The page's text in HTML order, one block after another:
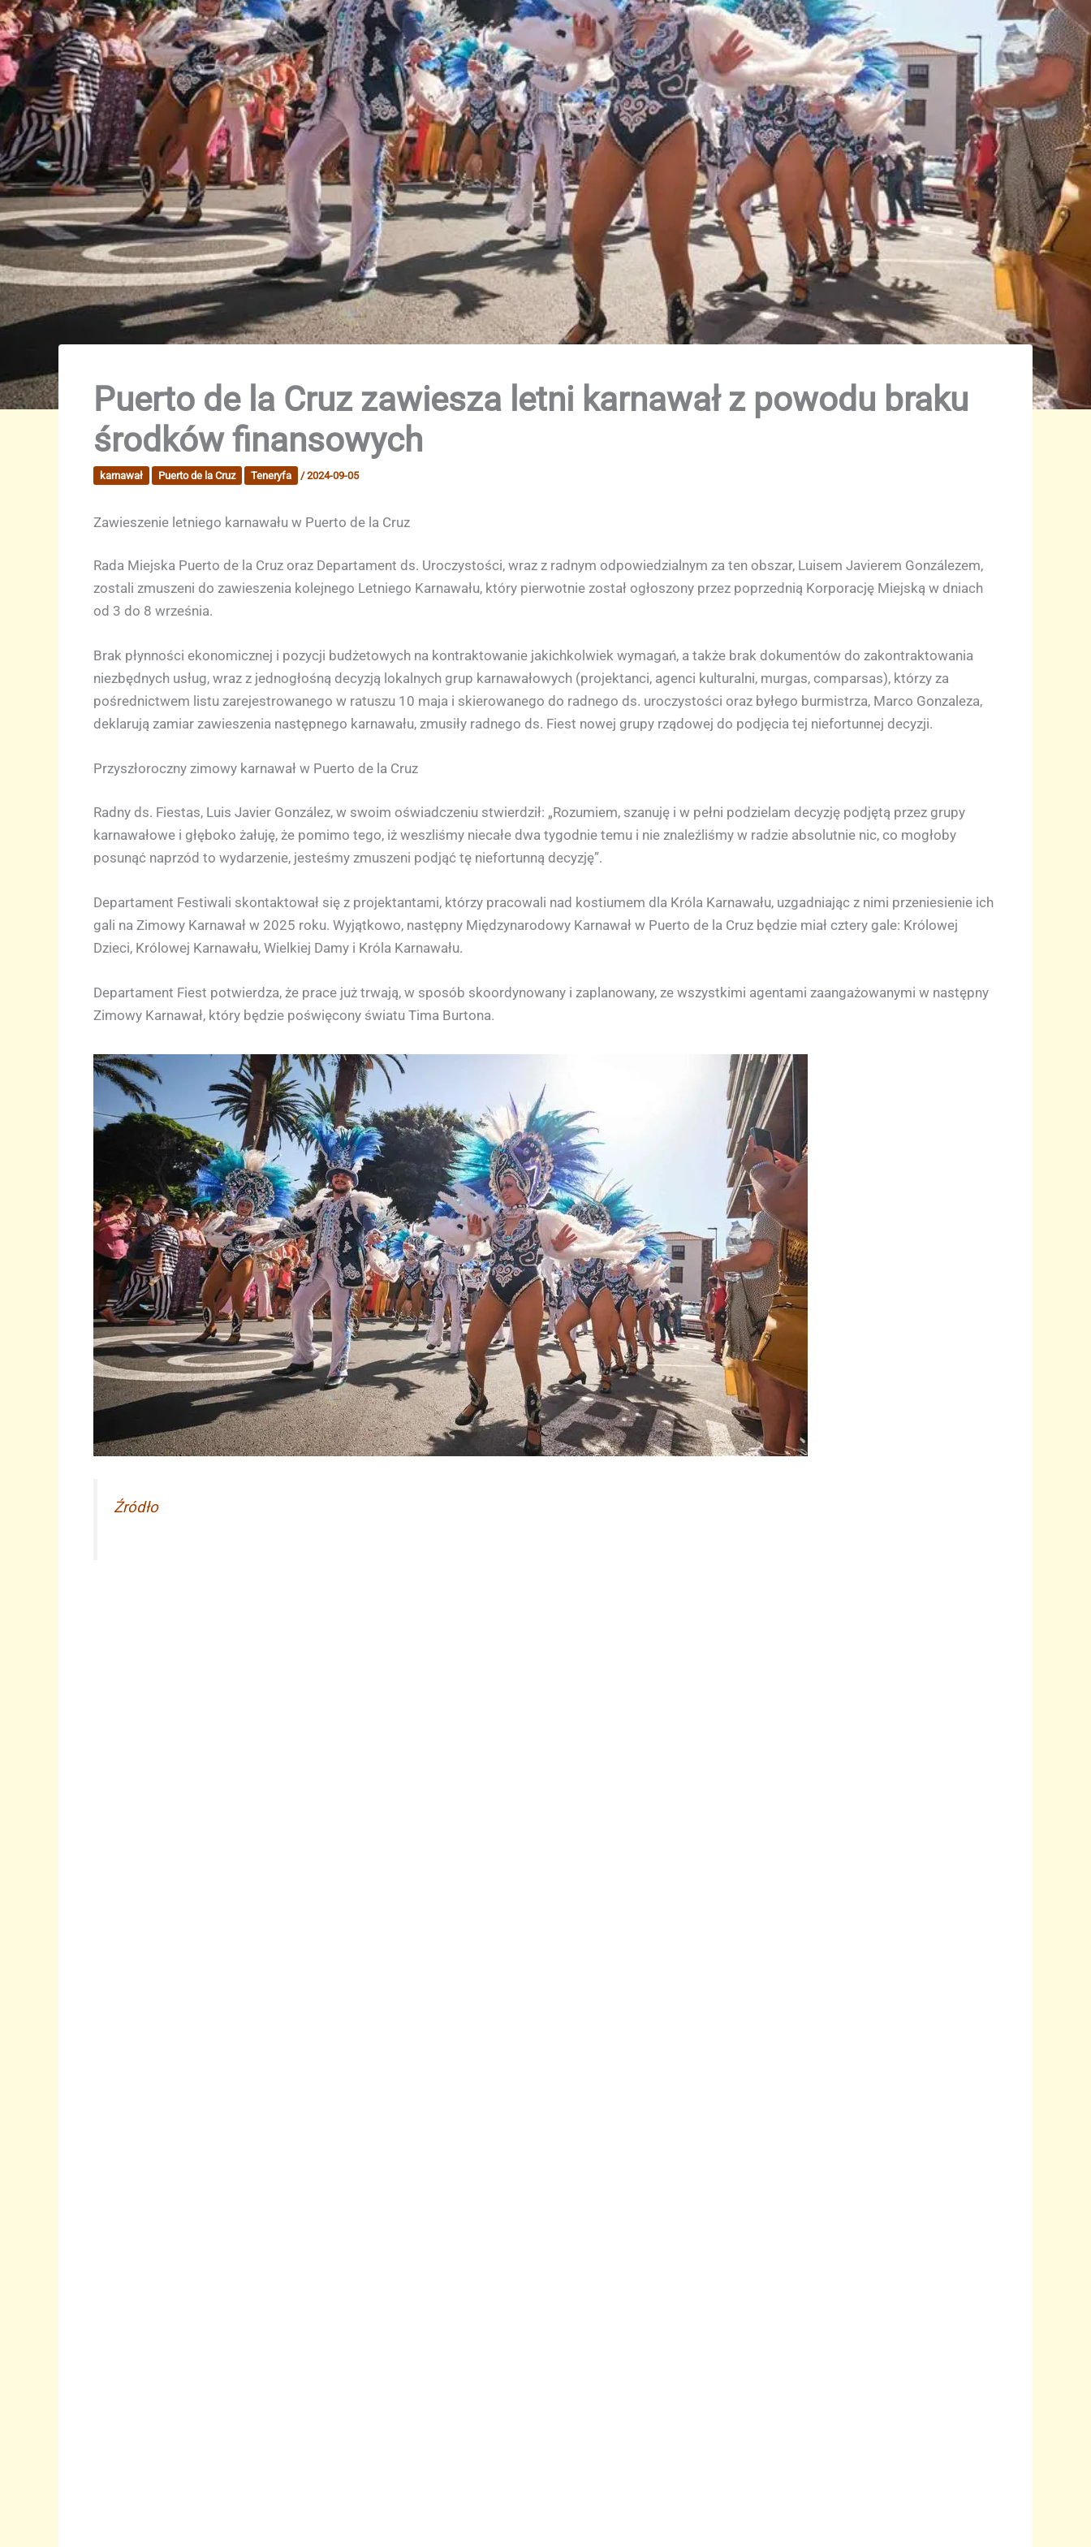
Puerto de la Cruz zawiesza letni karnawał z powodu braku
środków finansowych
karnawał Puerto de la Cruz Teneryfa /2024-09-05
Zawieszenie letniego karnawału w Puerto de la Cruz
Rada Miejska Puerto de la Cruz oraz Departament ds. Uroczystości, wraz z radnym odpowiedzialnym za ten obszar, Luisem Javierem Gonzálezem,
zostali zmuszeni do zawieszenia kolejnego Letniego Karnawału, który pierwotnie został ogłoszony przez poprzednią Korporację Miejską w dniach
od 3 do 8 września.
Brak płynności ekonomicznej i pozycji budżetowych na kontraktowanie jakichkolwiek wymagań, a także brak dokumentów do zakontraktowania
niezbędnych usług, wraz z jednogłośną decyzją lokalnych grup karnawałowych (projektanci, agenci kulturalni, murgas, comparsas), którzy za
pośrednictwem listu zarejestrowanego w ratuszu 10 maja i skierowanego do radnego ds. uroczystości oraz byłego burmistrza, Marco Gonzaleza,
deklarują zamiar zawieszenia następnego karnawału, zmusiły radnego ds. Fiest nowej grupy rządowej do podjęcia tej niefortunnej decyzji.
Przyszłoroczny zimowy karnawał w Puerto de la Cruz
Radny ds. Fiestas, Luis Javier González, w swoim oświadczeniu stwierdził: „Rozumiem, szanuję i w pełni podzielam decyzję podjętą przez grupy
karnawałowe i głęboko żałuję, że pomimo tego, iż weszliśmy niecałe dwa tygodnie temu i nie znaleźliśmy w radzie absolutnie nic, co mogłoby
posunąć naprzód to wydarzenie, jesteśmy zmuszeni podjąć tę niefortunną decyzję”.
Departament Festiwali skontaktował się z projektantami, którzy pracowali nad kostiumem dla Króla Karnawału, uzgadniając z nimi przeniesienie ich
gali na Zimowy Karnawał w 2025 roku. Wyjątkowo, następny Międzynarodowy Karnawał w Puerto de la Cruz będzie miał cztery gale: Królowej
Dzieci, Królowej Karnawału, Wielkiej Damy i Króla Karnawału.
Departament Fiest potwierdza, że prace już trwają, w sposób skoordynowany i zaplanowany, ze wszystkimi agentami zaangażowanymi w następny
Zimowy Karnawał, który będzie poświęcony światu Tima Burtona.
Źródło